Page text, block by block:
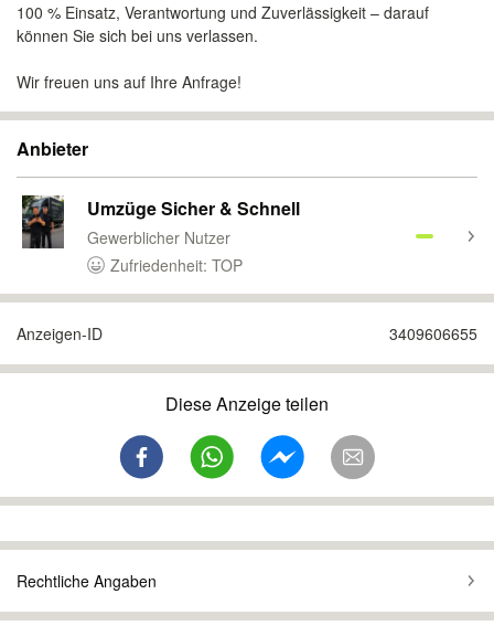
100 % Einsatz, Verantwortung und Zuverlässigkeit – darauf
können Sie sich bei uns verlassen.
Wir freuen uns auf Ihre Anfrage!
Anbieter
Umzüge Sicher & Schnell
Gewerblicher Nutzer
Zufriedenheit: TOP
Anzeigen-ID 3409606655
Diese Anzeige teilen
Rechtliche Angaben